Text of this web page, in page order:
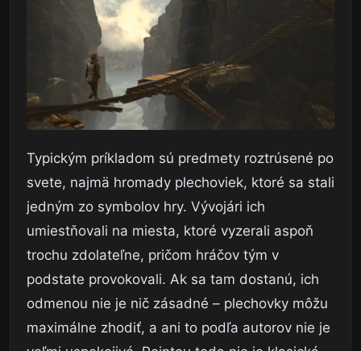
Typickým príkladom sú predmety roztrúsené po
svete, najmä hromady plechoviek, ktoré sa stali
jedným zo symbolov hry. Vývojári ich
umiestňovali na miesta, ktoré vyzerali aspoň
trochu zdolateľne, pričom hráčov tým v
podstate provokovali. Ak sa tam dostanú, ich
odmenou nie je nič zásadné – plechovky môžu
maximálne zhodiť, a ani to podľa autorov nie je